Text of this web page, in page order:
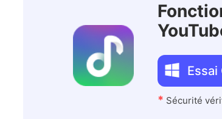
Essai
* Sécurité